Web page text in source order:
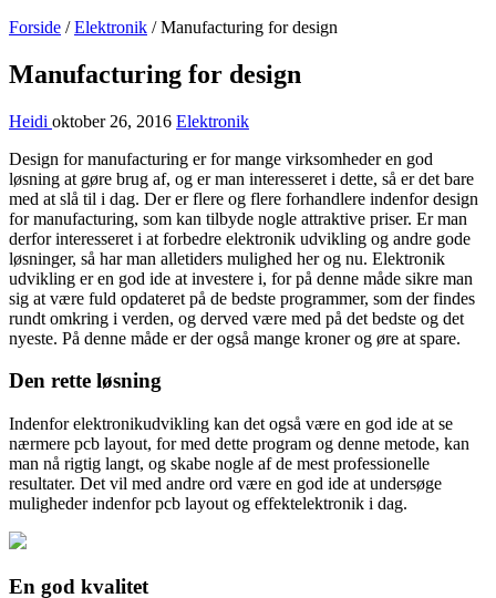
Forside / Elektronik / Manufacturing for design
Manufacturing for design
Heidi oktober 26, 2016 Elektronik
Design for manufacturing er for mange virksomheder en god
løsning at gøre brug af, og er man interesseret i dette, så er det bare
med at slå til i dag. Der er flere og flere forhandlere indenfor design
for manufacturing, som kan tilbyde nogle attraktive priser. Er man
derfor interesseret i at forbedre elektronik udvikling og andre gode
løsninger, så har man alletiders mulighed her og nu. Elektronik
udvikling er en god ide at investere i, for på denne måde sikre man
sig at være fuld opdateret på de bedste programmer, som der findes
rundt omkring i verden, og derved være med på det bedste og det
nyeste. På denne måde er der også mange kroner og øre at spare.
Den rette løsning
Indenfor elektronikudvikling kan det også være en god ide at se
nærmere pcb layout, for med dette program og denne metode, kan
man nå rigtig langt, og skabe nogle af de mest professionelle
resultater. Det vil med andre ord være en god ide at undersøge
muligheder indenfor pcb layout og effektelektronik i dag.
En god kvalitet